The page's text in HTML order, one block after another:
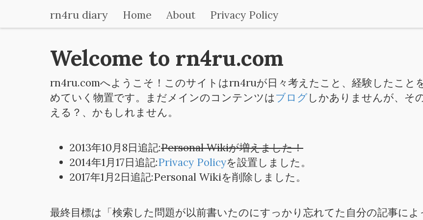
rn4ru diary Home About Privacy Policy
Welcome to rn4ru.com
rn4ru.comへようこそ！このサイトはrn4ruが日々考えたこと、経験したこと
めていく物置です。まだメインのコンテンツはブログしかありませんが、そ
える？、かもしれません。
2013年10月8日追記:Personal Wikiが増えました！
2014年1月17日追記:Privacy Policyを設置しました。
2017年1月2日追記:Personal Wikiを削除しました。
最終目標は「検索した問題が以前書いたのにすっかり忘れてた自分の記事によ